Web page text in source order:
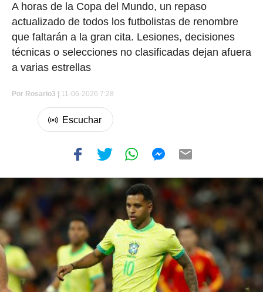
A horas de la Copa del Mundo, un repaso
actualizado de todos los futbolistas de renombre
que faltarán a la gran cita. Lesiones, decisiones
técnicas o selecciones no clasificadas dejan afuera
a varias estrellas
Por Rosario3 | 11-06-2026 7:28